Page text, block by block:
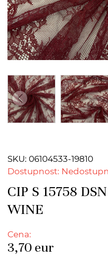
SKU: 06104533-19810
Dostupnost:
CIP S 15758
WINE
Cena:
3,70 eur